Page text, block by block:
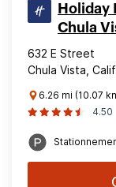
Holiday
Chula
632 E Street
Chula Vista,
6.26 mi (10.07
4.50